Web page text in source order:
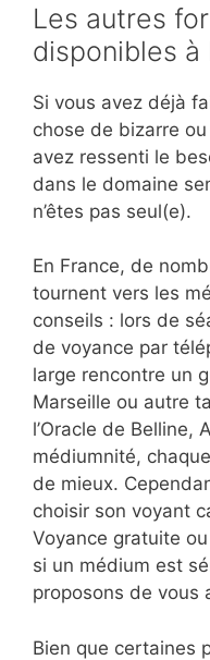
Les autres
disponibles à
Si vous avez déjà
chose de bizarre
avez ressenti le
dans le domaine
n’êtes pas seul(e).
En France, de
tournent vers les
conseils : lors de
de voyance par
large rencontre un
Marseille ou autre
l’Oracle de Belline,
médiumnité,
de mieux.
choisir son voyant
Voyance gratuite
si un médium est
proposons de vous
Bien que certaines